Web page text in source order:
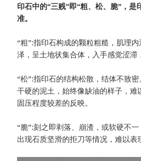
印石中的“三贱”即“粗、松、脆”，是
准。
“粗”:指印石构成的颗粒粗糙，肌理
泽，呈土地状集合体，入手感觉涩滞
“松”:指印石的结构松散，结体不致
干硬的泥土，始终像缺油的样子，难
固压程度较差的反映。
“脆”:刻之即剥落、崩渣，或软硬不
出现石质坚滑的拒刀等情况，难以表